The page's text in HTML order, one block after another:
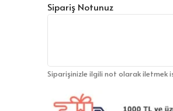
Sipariş Notunuz
Siparişinizle ilgili not olarak iletmek